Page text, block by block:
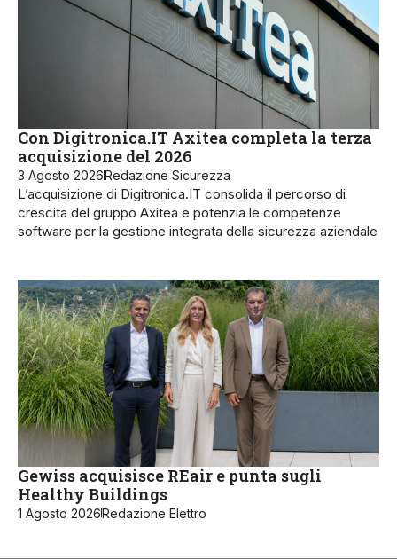
Con Digitronica.IT Axitea completa la terza
acquisizione del 2026
3 Agosto 2026Redazione Sicurezza
L’acquisizione di Digitronica.IT consolida il percorso di
crescita del gruppo Axitea e potenzia le competenze
software per la gestione integrata della sicurezza aziendale
Gewiss acquisisce REair e punta sugli
Healthy Buildings
1 Agosto 2026Redazione Elettro